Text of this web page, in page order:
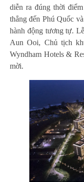
diễn ra đúng thời
thẳng đến Phú Quốc
hành động tương tự.
Aun Ooi, Chủ tịch
Wyndham Hotels &
mời.